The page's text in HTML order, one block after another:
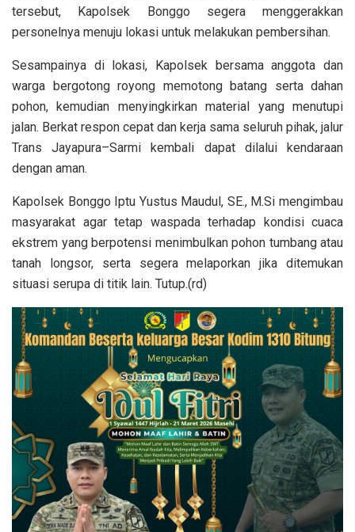
tersebut, Kapolsek Bonggo segera menggerakkan
personelnya menuju lokasi untuk melakukan pembersihan.
Sesampainya di lokasi, Kapolsek bersama anggota dan
warga bergotong royong memotong batang serta dahan
pohon, kemudian menyingkirkan material yang menutupi
jalan. Berkat respon cepat dan kerja sama seluruh pihak, jalur
Trans Jayapura–Sarmi kembali dapat dilalui kendaraan
dengan aman.
Kapolsek Bonggo Iptu Yustus Maudul, SE., M.Si mengimbau
masyarakat agar tetap waspada terhadap kondisi cuaca
ekstrem yang berpotensi menimbulkan pohon tumbang atau
tanah longsor, serta segera melaporkan jika ditemukan
situasi serupa di titik lain. Tutup.(rd)